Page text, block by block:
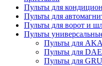
Пульты для
Пульты для
Пульты для ворот и
Пульты
Пульты для
Пульты для
Пульты для